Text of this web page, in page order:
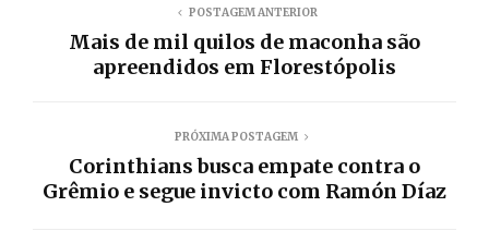
POSTAGEM ANTERIOR
Mais de mil quilos de maconha são
apreendidos em Florestópolis
PRÓXIMA POSTAGEM
Corinthians busca empate contra o
Grêmio e segue invicto com Ramón Díaz